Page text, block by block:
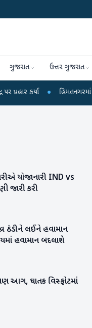
ગુજરાત ઉત્તર ગુજરાત
● હિંમતનગરમાં રહસ્યમય
યોજાનારી IND vs
જારી કરી
ઠંડીને લઈને હવામાન
હવામાન બદલાશે
આગ, ઘાતક વિસ્ફોટમાં